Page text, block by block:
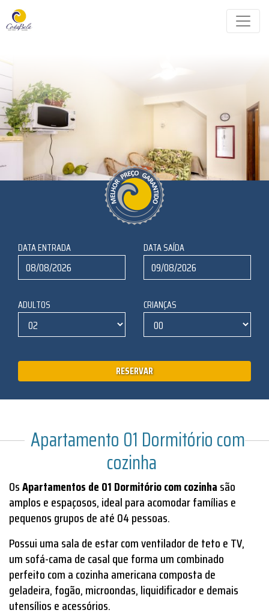
DATA ENTRADA DATA SAÍDA
ADULTOS CRIANÇAS
RESERVAR
Apartamento 01 Dormitório com
cozinha
OsApartamentos de 01 Dormitório com cozinhasão
amplos e espaçosos, ideal para acomodar famílias e
pequenos grupos de até 04 pessoas.
Possui uma sala de estar com ventilador de teto e TV,
um sofá-cama de casal que forma um combinado
perfeito com a cozinha americana composta de
geladeira, fogão, microondas, liquidificador e demais
utensílios e acessórios.